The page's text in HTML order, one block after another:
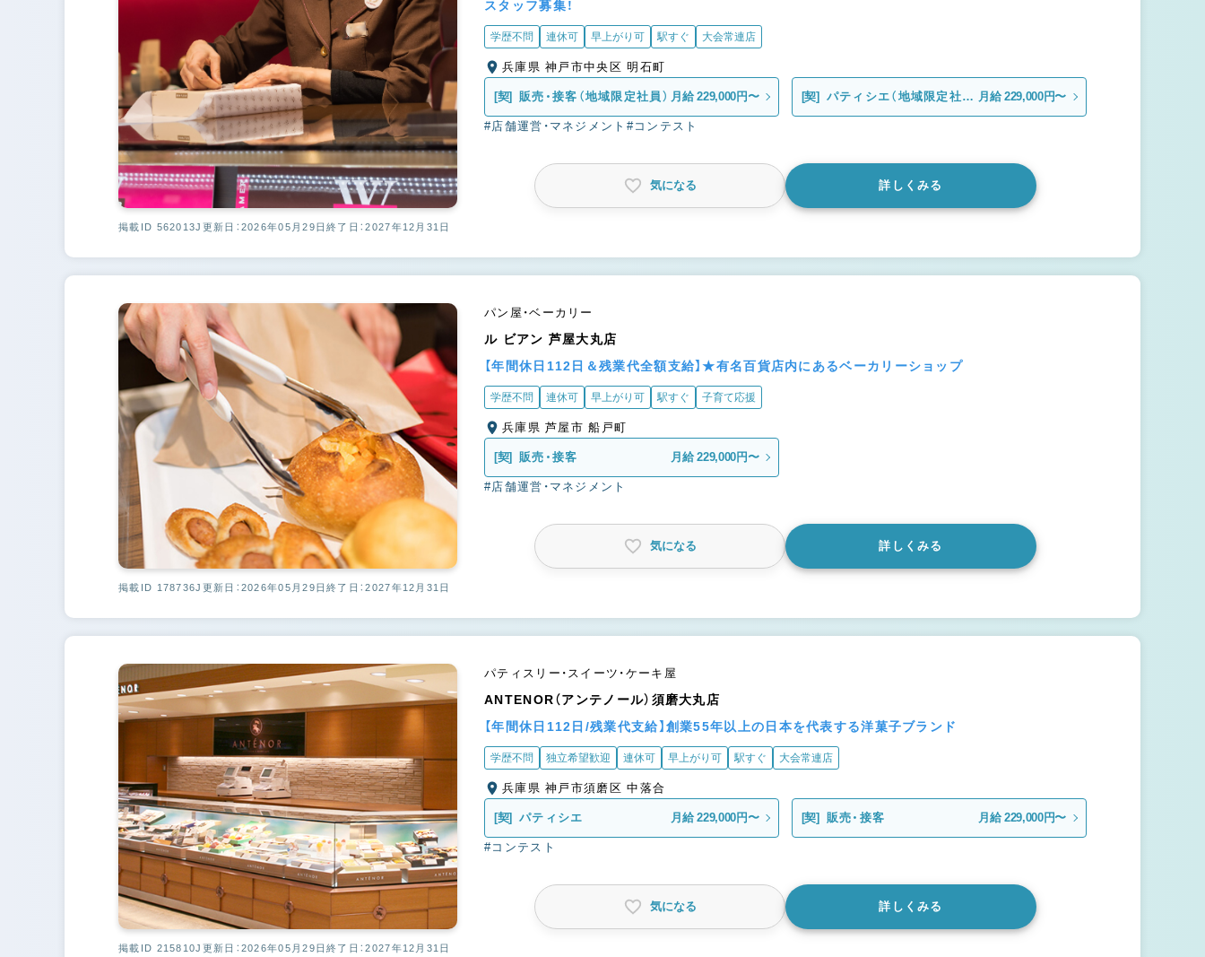
スタッフ募集！
学歴不問 連休可 早上がり可 駅すぐ 大会常連店
兵庫県 神戸市中央区 明石町
[契] 販売・接客（地域限定社員） 月給 229,000円〜 [契]
パティシエ（地域限定社
員）
月給 229,000円〜
#店舗運営・マネジメント #コンテスト
気になる 詳しくみる
掲載ID 562013J 更新日：2026年05月29日終了日：2027年12月31日
パン屋・ベーカリー
ル ビアン 芦屋大丸店
【年間休日112日＆残業代全額支給】★有名百貨店内にあるベーカリーショップ
学歴不問 連休可 早上がり可 駅すぐ 子育て応援
兵庫県 芦屋市 船戸町
[契] 販売・接客 月給 229,000円〜
#店舗運営・マネジメント
気になる 詳しくみる
掲載ID 178736J 更新日：2026年05月29日終了日：2027年12月31日
パティスリー・スイーツ・ケーキ屋
ANTENOR（アンテノール）須磨大丸店
【年間休日112日/残業代支給】創業55年以上の日本を代表する洋菓子ブランド
学歴不問 独立希望歓迎 連休可 早上がり可 駅すぐ 大会常連店
兵庫県 神戸市須磨区 中落合
[契] パティシエ 月給 229,000円〜 [契] 販売・接客 月給 229,000円〜
#コンテスト
気になる 詳しくみる
掲載ID 215810J 更新日：2026年05月29日終了日：2027年12月31日